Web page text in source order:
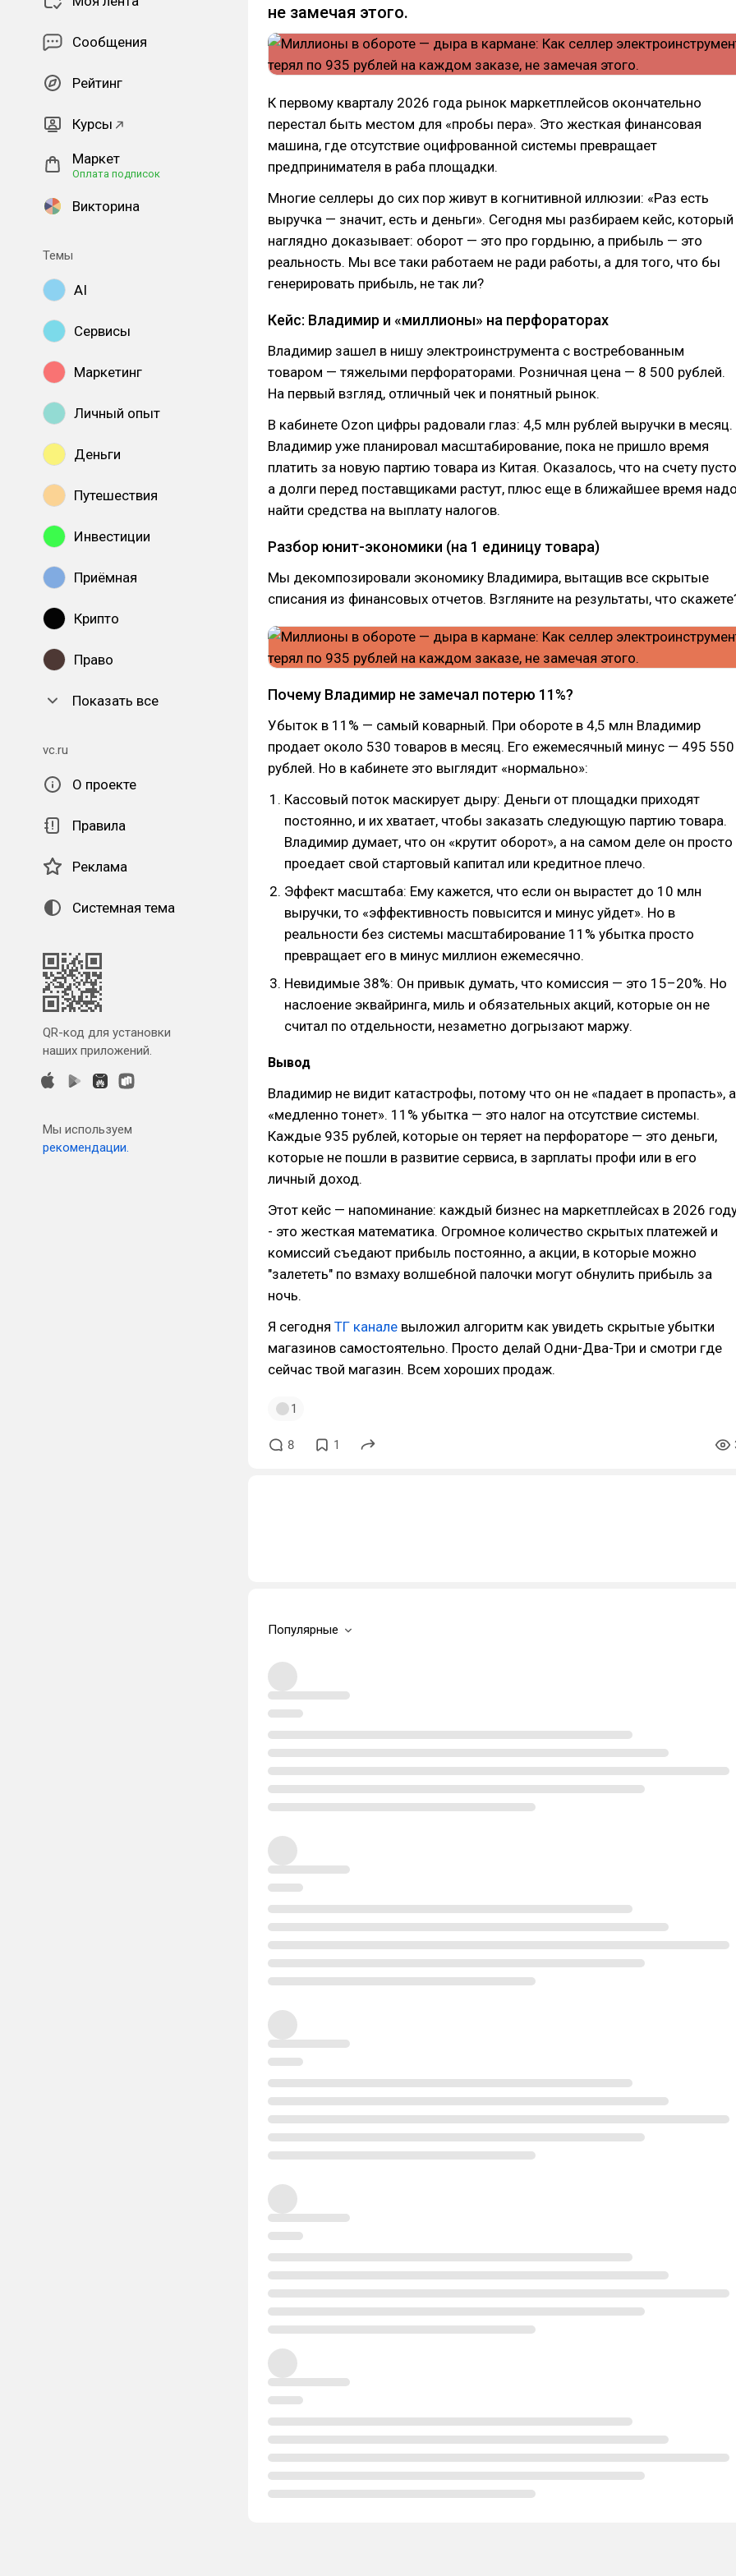
Сообщения
Рейтинг
Курсы
Маркет
Оплата подписок
Викторина
Темы
AI
Сервисы
Маркетинг
Личный опыт
Деньги
Путешествия
Инвестиции
Приёмная
Крипто
Право
Показать все
vc.ru
О проекте
Правила
Реклама
Системная тема
QR-код для установки
наших приложений.
Мы используем
рекомендации.
не замечая этого.
К первому кварталу 2026 года рынок маркетплейсов окончательно
перестал быть местом для «пробы пера». Это жесткая финансовая
машина, где отсутствие оцифрованной системы превращает
предпринимателя в раба площадки.
Многие селлеры до сих пор живут в когнитивной иллюзии: «Раз есть
выручка — значит, есть и деньги». Сегодня мы разбираем кейс, который
наглядно доказывает: оборот — это про гордыню, а прибыль — это
реальность. Мы все таки работаем не ради работы, а для того, что бы
генерировать прибыль, не так ли?
Кейс: Владимир и «миллионы» на перфораторах
Владимир зашел в нишу электроинструмента с востребованным
товаром — тяжелыми перфораторами. Розничная цена — 8 500 рублей.
На первый взгляд, отличный чек и понятный рынок.
В кабинете Ozon цифры радовали глаз: 4,5 млн рублей выручки в месяц.
Владимир уже планировал масштабирование, пока не пришло время
платить за новую партию товара из Китая. Оказалось, что на счету
а долги перед поставщиками растут, плюс еще в ближайшее время надо
найти средства на выплату налогов.
Разбор юнит-экономики (на 1 единицу товара)
Мы декомпозировали экономику Владимира, вытащив все скрытые
списания из финансовых отчетов. Взгляните на результаты, что
Почему Владимир не замечал потерю 11%?
Убыток в 11% — самый коварный. При обороте в 4,5 млн Владимир
продает около 530 товаров в месяц. Его ежемесячный минус — 495 550
рублей. Но в кабинете это выглядит «нормально»:
Кассовый поток маскирует дыру: Деньги от площадки приходят
постоянно, и их хватает, чтобы заказать следующую партию товара.
Владимир думает, что он «крутит оборот», а на самом деле он просто
проедает свой стартовый капитал или кредитное плечо.
Эффект масштаба: Ему кажется, что если он вырастет до 10 млн
выручки, то «эффективность повысится и минус уйдет». Но в
реальности без системы масштабирование 11% убытка просто
превращает его в минус миллион ежемесячно.
Невидимые 38%: Он привык думать, что комиссия — это 15–20%. Но
наслоение эквайринга, миль и обязательных акций, которые он не
считал по отдельности, незаметно догрызают маржу.
Вывод
Владимир не видит катастрофы, потому что он не «падает в пропасть», а
«медленно тонет». 11% убытка — это налог на отсутствие системы.
Каждые 935 рублей, которые он теряет на перфораторе — это деньги,
которые не пошли в развитие сервиса, в зарплаты профи или в его
личный доход.
Этот кейс — напоминание: каждый бизнес на маркетплейсах в 2026
- это жесткая математика. Огромное количество скрытых платежей и
комиссий съедают прибыль постоянно, а акции, в которые можно
"залететь" по взмаху волшебной палочки могут обнулить прибыль за
ночь.
Я сегодня ТГ канале выложил алгоритм как увидеть скрытые убытки
магазинов самостоятельно. Просто делай Одни-Два-Три и смотри где
сейчас твой магазин. Всем хороших продаж.
1
8 1
Популярные